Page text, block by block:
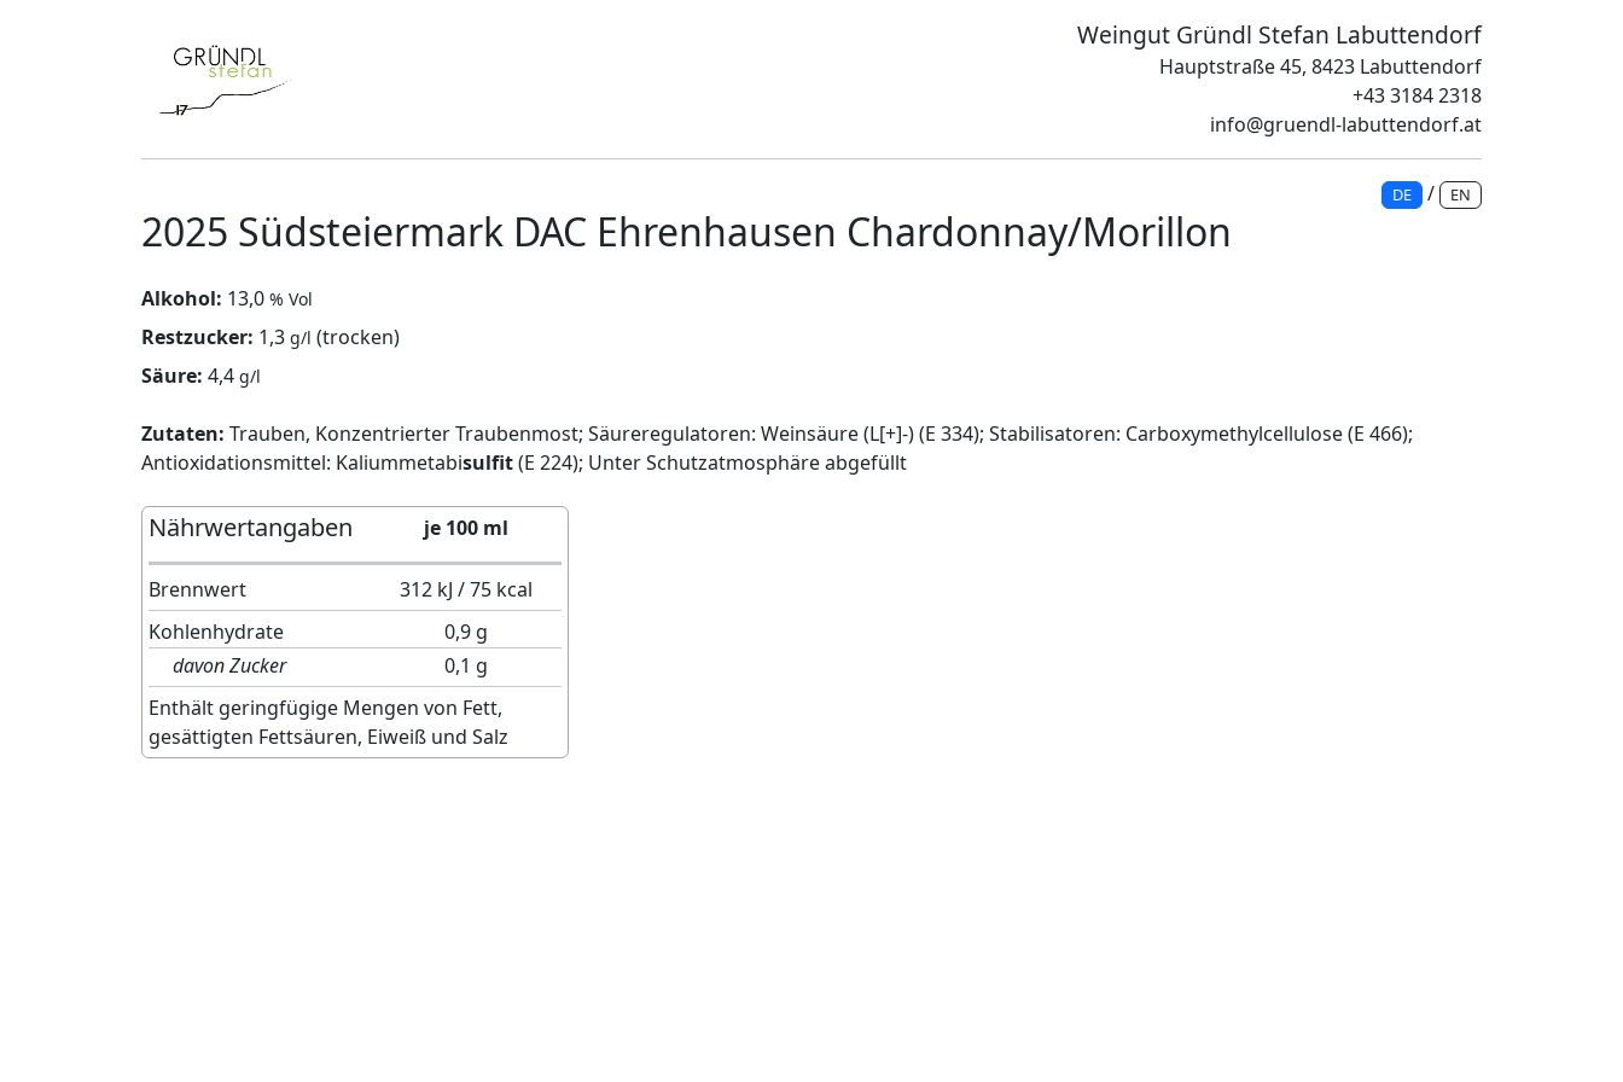
Weingut Gründl Stefan Labuttendorf
Hauptstraße 45, 8423 Labuttendorf
+43 3184 2318
info@gruendl-labuttendorf.at
DE / EN
2025 Südsteiermark DAC Ehrenhausen Chardonnay/Morillon
Alkohol: 13,0 % Vol
Restzucker: 1,3 g/l (trocken)
Säure: 4,4 g/l
Zutaten: Trauben, Konzentrierter Traubenmost; Säureregulatoren: Weinsäure (L[+]-) (E 334); Stabilisatoren: Carboxymethylcellulose (E 466);
Antioxidationsmittel: Kaliummetabisulfit(E 224); Unter Schutzatmosphäre abgefüllt
Nährwertangaben je 100 ml
Brennwert
312 kJ / 75 kcal
Kohlenhydrate
0,9 g
davon Zucker
0,1 g
Enthält geringfügige Mengen von Fett,
gesättigten Fettsäuren, Eiweiß und Salz